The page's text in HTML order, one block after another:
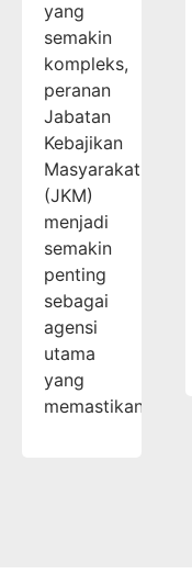
yang
semakin
kompleks,
peranan
Jabatan
Kebajikan
Masyarakat
(JKM)
menjadi
semakin
penting
sebagai
agensi
utama
yang
memastikan…